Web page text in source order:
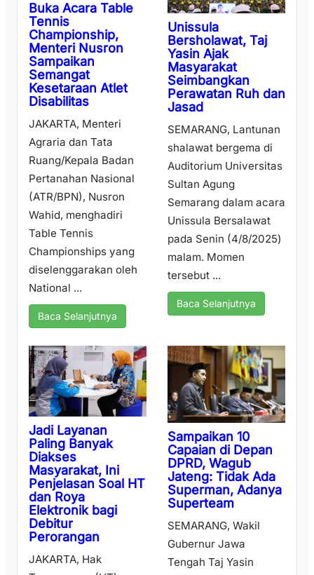
Buka Acara Table
Tennis
Championship,
Menteri Nusron
Sampaikan
Semangat
Kesetaraan Atlet
Disabilitas
JAKARTA, Menteri
Agraria dan Tata
Ruang/Kepala Badan
Pertanahan Nasional
(ATR/BPN), Nusron
Wahid, menghadiri
Table Tennis
Championships yang
diselenggarakan oleh
National ...
Baca Selanjutnya
Unissula
Bersholawat, Taj
Yasin Ajak
Masyarakat
Seimbangkan
Perawatan Ruh dan
Jasad
SEMARANG, Lantunan
shalawat bergema di
Auditorium Universitas
Sultan Agung
Semarang dalam acara
Unissula Bersalawat
pada Senin (4/8/2025)
malam. Momen
tersebut ...
Baca Selanjutnya
Jadi Layanan
Paling Banyak
Diakses
Masyarakat, Ini
Penjelasan Soal HT
dan Roya
Elektronik bagi
Debitur
Perorangan
JAKARTA, Hak
Sampaikan 10
Capaian di Depan
DPRD, Wagub
Jateng: Tidak Ada
Superman, Adanya
Superteam
SEMARANG, Wakil
Gubernur Jawa
Tengah Taj Yasin